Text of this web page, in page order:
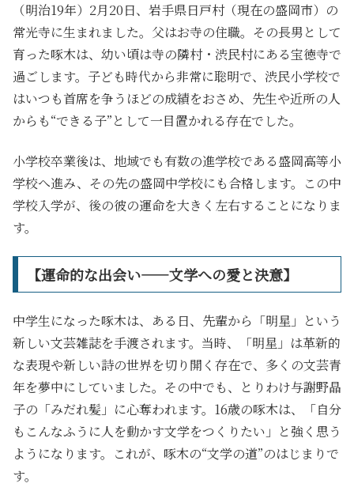
（明治19年）2月20日、岩手県日戸村（現在の盛岡市）の
常光寺に生まれました。父はお寺の住職。その長男として
育った啄木は、幼い頃は寺の隣村・渋民村にある宝徳寺で
過ごします。子ども時代から非常に聡明で、渋民小学校で
はいつも首席を争うほどの成績をおさめ、先生や近所の人
からも“できる子”として一目置かれる存在でした。
小学校卒業後は、地域でも有数の進学校である盛岡高等小
学校へ進み、その先の盛岡中学校にも合格します。この中
学校入学が、後の彼の運命を大きく左右することになりま
す。
【運命的な出会い――文学への愛と決意】
中学生になった啄木は、ある日、先輩から「明星」という
新しい文芸雑誌を手渡されます。当時、「明星」は革新的
な表現や新しい詩の世界を切り開く存在で、多くの文芸青
年を夢中にしていました。その中でも、とりわけ与謝野晶
子の「みだれ髪」に心奪われます。16歳の啄木は、「自分
もこんなふうに人を動かす文学をつくりたい」と強く思う
ようになります。これが、啄木の“文学の道”のはじまりで
す。